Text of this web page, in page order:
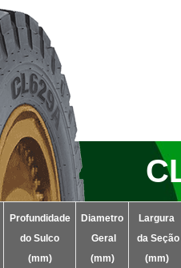
Profundidade
do Sulco
(mm)
Diametro
Geral
(mm)
Largura
da Seção
(mm)